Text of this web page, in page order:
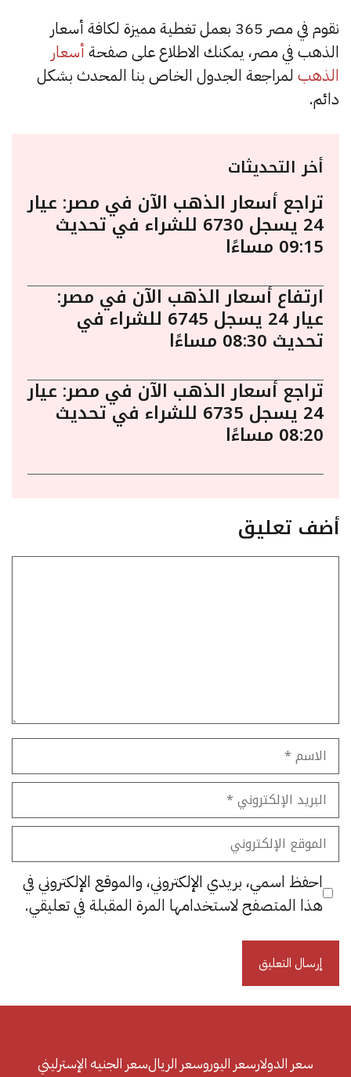
نقوم في مصر 365 بعمل تغطية مميزة لكافة أسعار
الذهب في مصر، يمكنك الاطلاع على صفحة أسعار
الذهب لمراجعة الجدول الخاص بنا المحدث بشكل
دائم.
أخر التحديثات
تراجع أسعار الذهب الآن في مصر: عيار
24 يسجل 6730 للشراء في تحديث
09:15 مساءًا
ارتفاع أسعار الذهب الآن في مصر:
عيار 24 يسجل 6745 للشراء في
تحديث 08:30 مساءًا
تراجع أسعار الذهب الآن في مصر: عيار
24 يسجل 6735 للشراء في تحديث
08:20 مساءًا
أضف تعليق
الاسم
البريد
الإلكتروني
الموقع
الإلكتروني
احفظ اسمي، بريدي الإلكتروني، والموقع الإلكتروني في
هذا المتصفح لاستخدامها المرة المقبلة في تعليقي.
سعر الدولارسعر اليوروسعر الريالسعر الجنيه الإسترليني